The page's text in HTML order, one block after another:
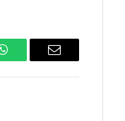
WhatsAppEmail